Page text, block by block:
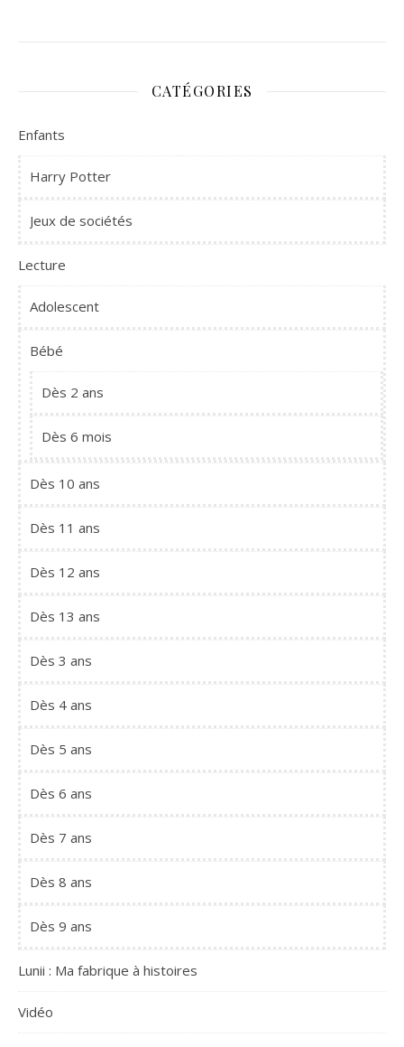
CATÉGORIES
Enfants
Harry Potter
Jeux de sociétés
Lecture
Adolescent
Bébé
Dès 2 ans
Dès 6 mois
Dès 10 ans
Dès 11 ans
Dès 12 ans
Dès 13 ans
Dès 3 ans
Dès 4 ans
Dès 5 ans
Dès 6 ans
Dès 7 ans
Dès 8 ans
Dès 9 ans
Lunii : Ma fabrique à histoires
Vidéo